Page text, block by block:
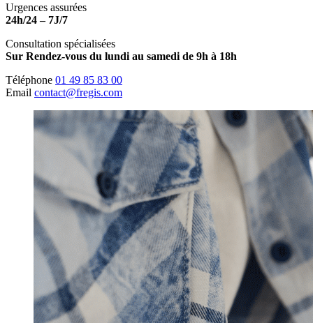
Urgences assurées
24h/24 – 7J/7
Consultation spécialisées
Sur Rendez-vous du lundi au samedi de 9h à 18h
Téléphone 01 49 85 83 00
Email contact@fregis.com